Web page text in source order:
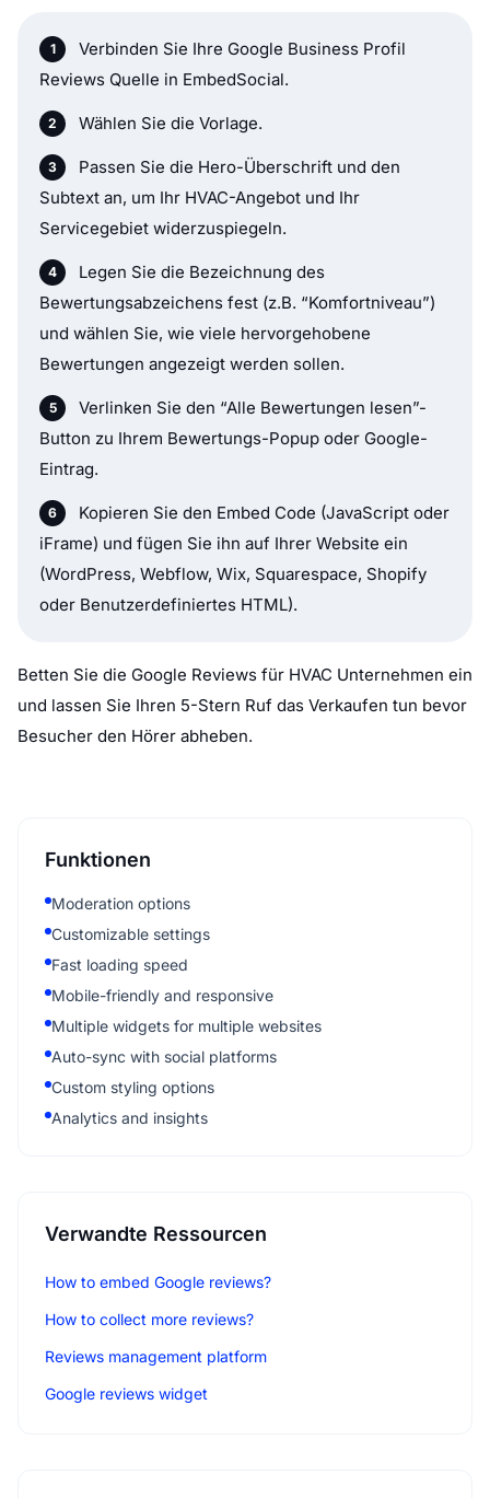
Verbinden Sie Ihre Google Business Profil
Reviews Quelle in EmbedSocial.
Wählen Sie die Vorlage.
Passen Sie die Hero-Überschrift und den
Subtext an, um Ihr HVAC-Angebot und Ihr
Servicegebiet widerzuspiegeln.
Legen Sie die Bezeichnung des
Bewertungsabzeichens fest (z.B. “Komfortniveau”)
und wählen Sie, wie viele hervorgehobene
Bewertungen angezeigt werden sollen.
Verlinken Sie den “Alle Bewertungen lesen”-
Button zu Ihrem Bewertungs-Popup oder Google-
Eintrag.
Kopieren Sie den Embed Code (JavaScript oder
iFrame) und fügen Sie ihn auf Ihrer Website ein
(WordPress, Webflow, Wix, Squarespace, Shopify
oder Benutzerdefiniertes HTML).
Betten Sie die Google Reviews für HVAC Unternehmen ein
und lassen Sie Ihren 5-Stern Ruf das Verkaufen tun bevor
Besucher den Hörer abheben.
Funktionen
Moderation options
Customizable settings
Fast loading speed
Mobile-friendly and responsive
Multiple widgets for multiple websites
Auto-sync with social platforms
Custom styling options
Analytics and insights
Verwandte Ressourcen
How to embed Google reviews?
How to collect more reviews?
Reviews management platform
Google reviews widget